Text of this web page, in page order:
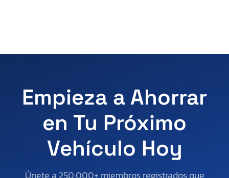
Empieza a Ahorrar
en Tu Próximo
Vehículo Hoy